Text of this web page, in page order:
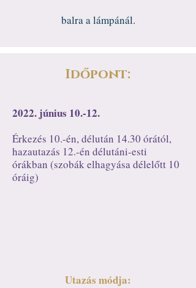
balra a lámpánál.
Időpont:
2022. június 10.-12.
Érkezés 10.-én, délután 14.30 órától,
hazautazás 12.-én délutáni-esti
órákban (szobák elhagyása délelőtt 10
óráig)
Utazás módja: